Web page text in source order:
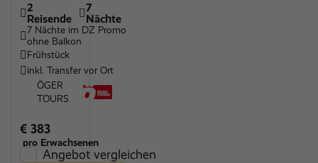
2
Reisende
7
Nächte
7 Nächte im DZ Promo
ohne Balkon
Frühstück
inkl. Transfer vor Ort
ÖGER
TOURS
€ 383
pro Erwachsenen
Angebot vergleichen